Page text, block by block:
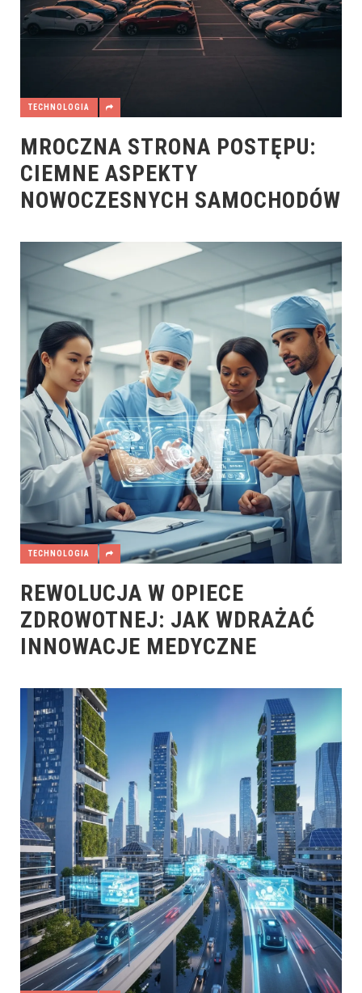
TECHNOLOGIA
MROCZNA STRONA POSTĘPU:
CIEMNE ASPEKTY
NOWOCZESNYCH SAMOCHODÓW
TECHNOLOGIA
REWOLUCJA W OPIECE
ZDROWOTNEJ: JAK WDRAŻAĆ
INNOWACJE MEDYCZNE